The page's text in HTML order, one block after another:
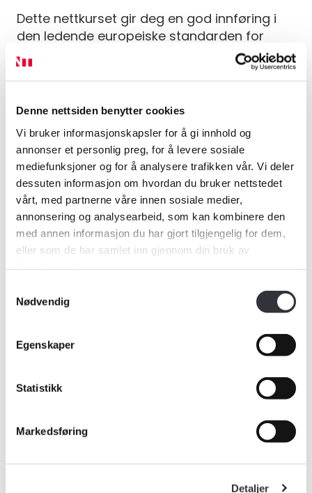
Denne nettsiden benytter cookies
Vi bruker informasjonskapsler for å gi innhold og
annonser et personlig preg, for å levere sosiale
mediefunksjoner og for å analysere trafikken vår. Vi deler
dessuten informasjon om hvordan du bruker nettstedet
vårt, med partnerne våre innen sosiale medier,
annonsering og analysearbeid, som kan kombinere den
med annen informasjon du har gjort tilgjengelig for dem,
eller som de har samlet inn gjennom din bruk av
Nødvendig
Egenskaper
Statistikk
Markedsføring
Detaljer
Dette nettkurset gir deg en god innføring i
den ledende europeiske standarden for
takseringsarbeid.
Dato: Hver dag hele året
Underviser: Erik. H. Larsen, Sivilingeniør
Naturskade
oppfriskningskurs